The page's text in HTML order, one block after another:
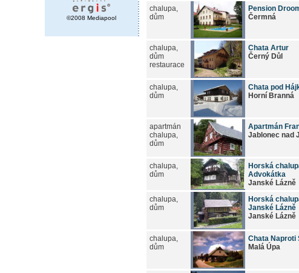
©2008 Mediapool
chalupa,
dům
Pension
Čermná
chalupa,
dům
restaurace
Chata Artur
Černý Důl
chalupa,
dům
Chata pod
Horní Branná
apartmán
chalupa,
dům
Apartmán
Jablonec nad
chalupa,
dům
Horská
Advokátka
Janské Lázně
chalupa,
dům
Horská
Janské Lázně
Janské Lázně
chalupa,
dům
Chata Naproti
Malá Úpa